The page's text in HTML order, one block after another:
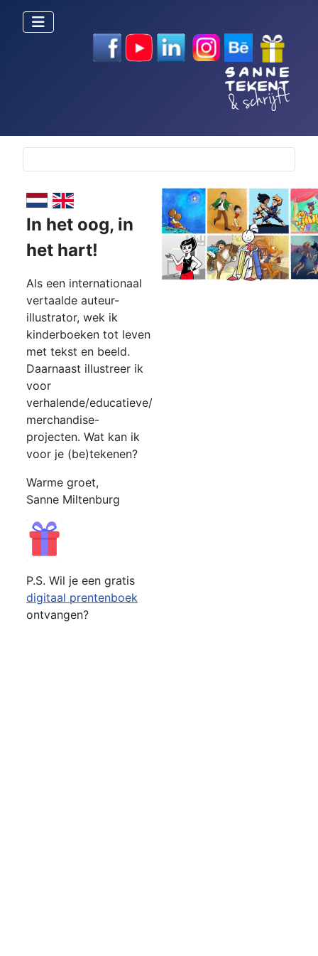
Selecteer de taal
In het oog, in
het hart!
Als een internationaal
vertaalde auteur-
illustrator, wek ik
kinderboeken tot leven
met tekst en beeld.
Daarnaast illustreer ik
voor
verhalende/educatieve/
merchandise-
projecten. Wat kan ik
voor je (be)tekenen?
Warme groet,
Sanne Miltenburg
P.S. Wil je een gratis
digitaal prentenboek
ontvangen?